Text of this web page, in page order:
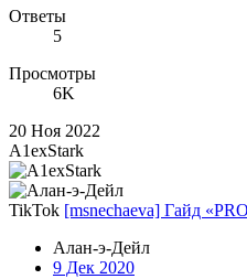
Ответы
5
Просмотры
6K
20 Ноя 2022
A1exStark
TikTok [msnechaeva] Гайд
Алан-э-Дейл
9 Дек 2020